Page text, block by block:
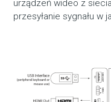
urządzeń wideo z
przesyłanie sygnału w